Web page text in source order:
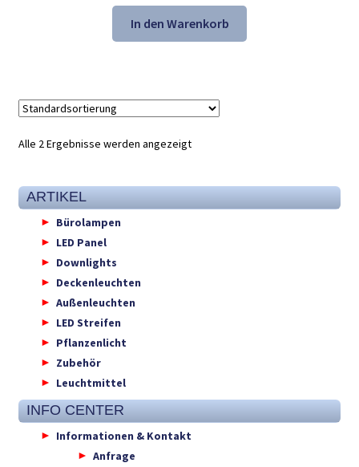
war:
19,64 €
ist:
12,98 €.
In den Warenkorb
Alle 2 Ergebnisse werden angezeigt
ARTIKEL
Bürolampen
LED Panel
Downlights
Deckenleuchten
Außenleuchten
LED Streifen
Pflanzenlicht
Zubehör
Leuchtmittel
INFO CENTER
Informationen & Kontakt
Anfrage